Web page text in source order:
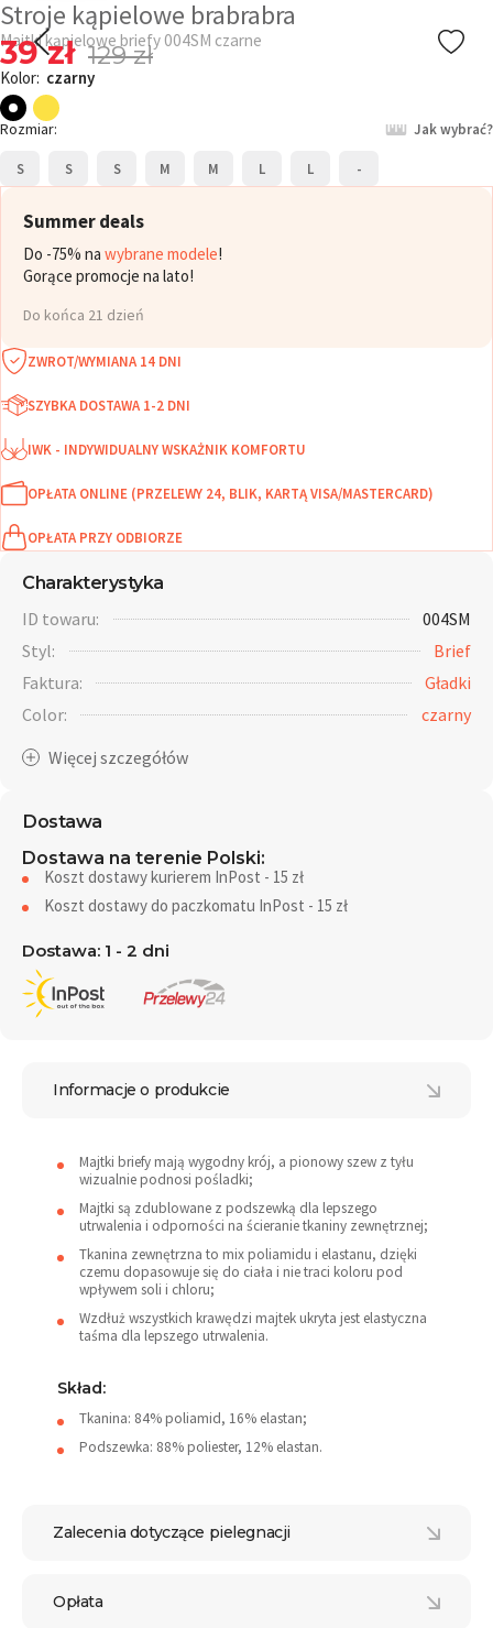
Stroje kąpielowe brabrabra
Majtki kąpielowe briefy 004SM czarne
39 zł 129 zł
Kolor: czarny
Rozmiar: Jak wybrać?
S S S M M L L -
Summer deals
Do -75% na wybrane modele!
Gorące promocje na lato!
Do końca 21 dzień
ZWROT/WYMIANA 14 DNI
SZYBKA DOSTAWA 1-2 DNI
IWK - INDYWIDUALNY WSKAŻNIK KOMFORTU
OPŁATA ONLINE (PRZELEWY 24, BLIK, KARTĄ VISA/MASTERCARD)
OPŁATA PRZY ODBIORZE
Charakterystyka
ID towaru:
004SM
Styl:
Brief
Faktura:
Gładki
Color:
czarny
Dostawa
Dostawa na terenie Polski:
Koszt dostawy kurierem InPost - 15 zł
Koszt dostawy do paczkomatu InPost - 15 zł
Dostawa: 1 - 2 dni
Informacje o produkcie
Majtki briefy mają wygodny krój, a pionowy szew z tyłu
wizualnie podnosi pośladki;
Majtki są zdublowane z podszewką dla lepszego
utrwalenia i odporności na ścieranie tkaniny zewnętrznej;
Tkanina zewnętrzna to mix poliamidu i elastanu, dzięki
czemu dopasowuje się do ciała i nie traci koloru pod
wpływem soli i chloru;
Wzdłuż wszystkich krawędzi majtek ukryta jest elastyczna
taśma dla lepszego utrwalenia.
Skład:
Tkanina: 84% poliamid, 16% elastan;
Podszewka: 88% poliester, 12% elastan.
Zalecenia dotyczące pielegnacji
Opłata